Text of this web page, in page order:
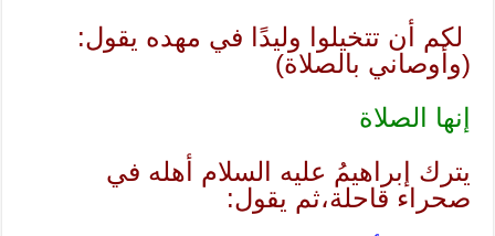
لكم أن تتخيلوا وليدًا في مهده يقول:
(وأوصاني بالصلاة)
إنها الصلاة
يترك إبراهيمُ عليه السلام أهله في
صحراء قاحلة،ثم يقول: